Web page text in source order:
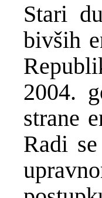
Stari
bivših
2004.
strane
Radi